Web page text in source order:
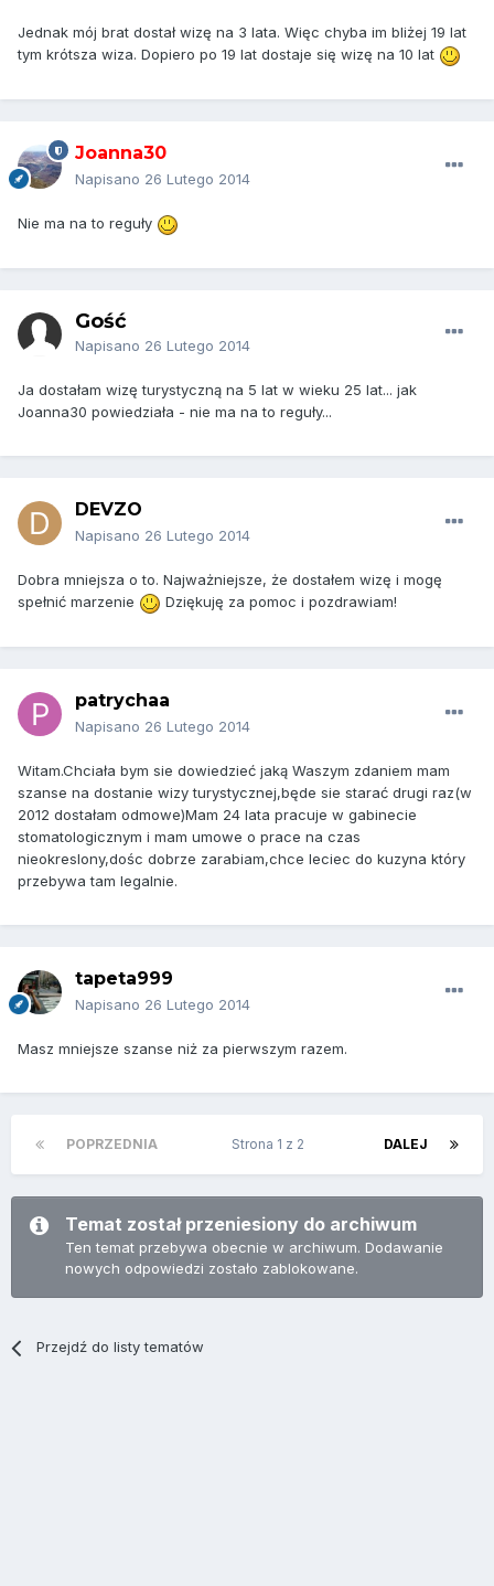
Jednak mój brat dostał wizę na 3 lata. Więc chyba im bliżej 19 lat
tym krótsza wiza. Dopiero po 19 lat dostaje się wizę na 10 lat
Joanna30
Napisano 26 Lutego 2014
Nie ma na to reguły
Gość
Napisano 26 Lutego 2014
Ja dostałam wizę turystyczną na 5 lat w wieku 25 lat... jak
Joanna30 powiedziała - nie ma na to reguły...
DEVZO
Napisano 26 Lutego 2014
Dobra mniejsza o to. Najważniejsze, że dostałem wizę i mogę
spełnić marzenie
Dziękuję za pomoc i pozdrawiam!
patrychaa
Napisano 26 Lutego 2014
Witam.Chciała bym sie dowiedzieć jaką Waszym zdaniem mam
szanse na dostanie wizy turystycznej,będe sie starać drugi raz(w
2012 dostałam odmowe)Mam 24 lata pracuje w gabinecie
stomatologicznym i mam umowe o prace na czas
nieokreslony,dośc dobrze zarabiam,chce leciec do kuzyna który
przebywa tam legalnie.
tapeta999
Napisano 26 Lutego 2014
Masz mniejsze szanse niż za pierwszym razem.
POPRZEDNIA DALEJ
Strona 1 z 2
Temat został przeniesiony do archiwum
Ten temat przebywa obecnie w archiwum. Dodawanie
nowych odpowiedzi zostało zablokowane.
Przejdź do listy tematów